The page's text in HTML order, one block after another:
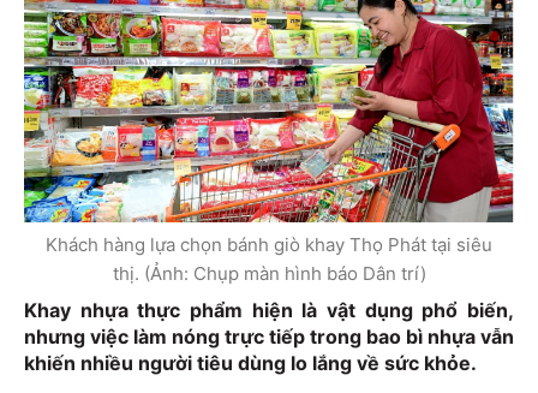
Khách hàng lựa chọn bánh giò khay Thọ Phát tại siêu
thị. (Ảnh: Chụp màn hình báo Dân trí)
Khay nhựa thực phẩm hiện là vật dụng phổ biến,
nhưng việc làm nóng trực tiếp trong bao bì nhựa vẫn
khiến nhiều người tiêu dùng lo lắng về sức khỏe.